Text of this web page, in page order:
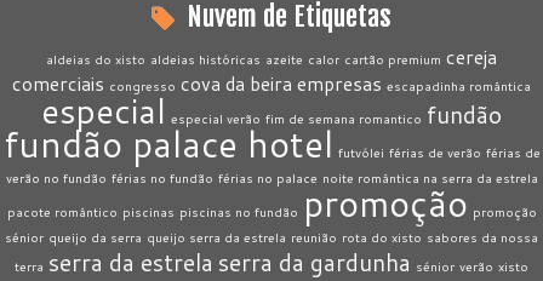
Nuvem de Etiquetas
aldeias do xisto aldeias históricas azeite calor cartão premium cereja
comerciais congresso cova da beira empresas escapadinha romântica
especial especial verão fim de semana romantico fundão
fundão palace hotel futvólei férias de verão férias de
verão no fundão férias no fundão férias no palace noite romântica na serra da estrela
pacote romântico piscinas piscinas no fundão promoção promoção
sénior queijo da serra queijo serra da estrela reunião rota do xisto sabores da nossa
terra serra da estrela serra da gardunha sénior verão xisto